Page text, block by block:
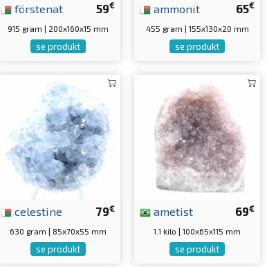
59€
förstenat
915 gram | 200x160x15 mm
se produkt
65€
ammonit
455 gram | 155x130x20 mm
se produkt
79€
celestine
630 gram | 85x70x55 mm
se produkt
69€
ametist
1.1 kilo | 100x65x115 mm
se produkt